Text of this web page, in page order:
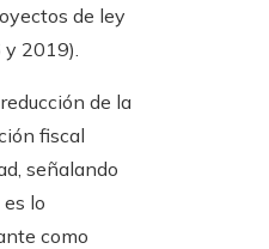
de ley
2019).
de la
fiscal
señalando
lo
como